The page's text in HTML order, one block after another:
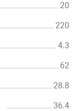
20
220
4.3
62
28.8
36.4